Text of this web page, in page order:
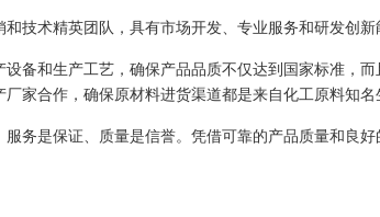
技术精英团队，具有市场开发、专业服务和研发创新
备和生产工艺，确保产品品质不仅达到国家标准，
家合作，确保原材料进货渠道都是来自化工原料知名
务是保证、质量是信誉。凭借可靠的产品质量和良